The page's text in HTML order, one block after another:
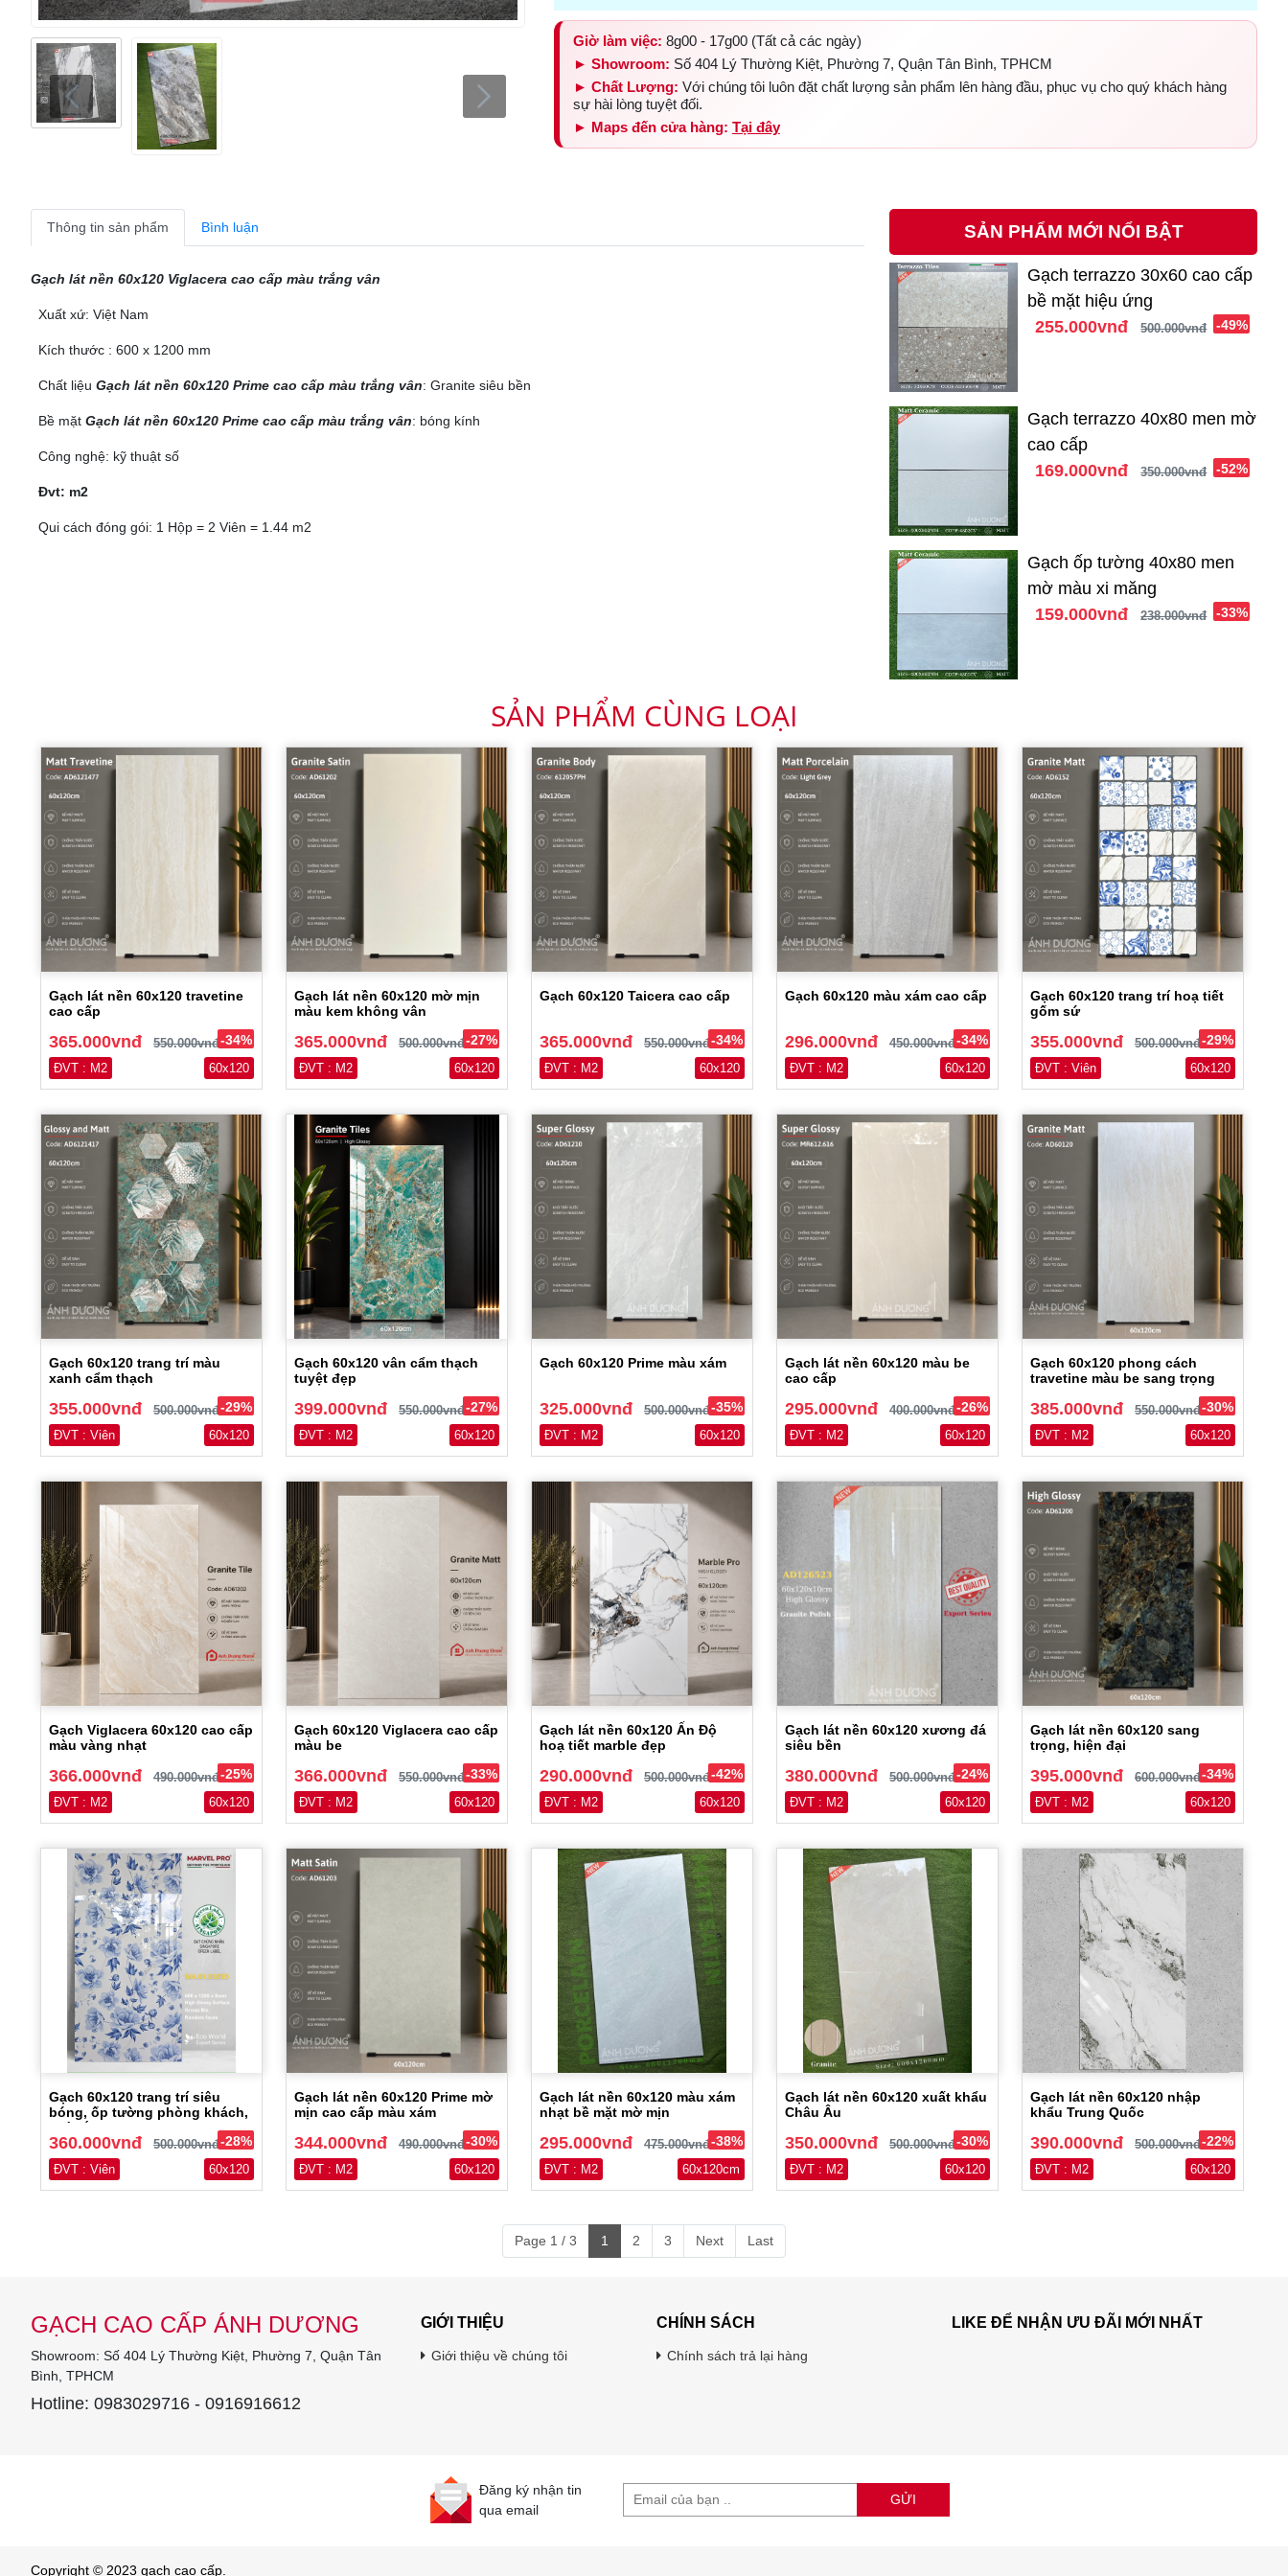
Giờ làm việc: 8g00 - 17g00 (Tất cả các ngày)
► Showroom: Số 404 Lý Thường Kiệt, Phường 7, Quận Tân Bình, TPHCM
► Chất Lượng: Với chúng tôi luôn đặt chất lượng sản phẩm lên hàng đầu, phục vụ cho quý khách hàng
sự hài lòng tuyệt đối.
► Maps đến cửa hàng: Tại đây
Thông tin sản phẩm Bình luận
Gạch lát nền 60x120 Viglacera cao cấp màu trắng vân
Xuất xứ: Việt Nam
Kích thước : 600 x 1200 mm
Chất liệu Gạch lát nền 60x120 Prime cao cấp màu trắng vân: Granite siêu bền
Bề mặt Gạch lát nền 60x120 Prime cao cấp màu trắng vân: bóng kính
Công nghệ: kỹ thuật số
Đvt: m2
Qui cách đóng gói: 1 Hộp = 2 Viên = 1.44 m2
SẢN PHẨM MỚI NỔI BẬT
Gạch terrazzo 30x60 cao cấp
bề mặt hiệu ứng
255.000vnđ
500.000vnđ -49%
Gạch terrazzo 40x80 men mờ
cao cấp
169.000vnđ
350.000vnđ -52%
Gạch ốp tường 40x80 men
mờ màu xi măng
159.000vnđ
238.000vnđ -33%
SẢN PHẨM CÙNG LOẠI
Gạch lát nền 60x120 travetine
cao cấp
365.000vnđ 550.000vnđ -34%
ĐVT : M2 60x120
Gạch lát nền 60x120 mờ mịn
màu kem không vân
365.000vnđ 500.000vnđ -27%
ĐVT : M2 60x120
Gạch 60x120 Taicera cao cấp
365.000vnđ 550.000vnđ -34%
ĐVT : M2 60x120
Gạch 60x120 màu xám cao cấp
296.000vnđ 450.000vnđ -34%
ĐVT : M2 60x120
Gạch 60x120 trang trí hoạ tiết
gốm sứ
355.000vnđ 500.000vnđ -29%
ĐVT : Viên 60x120
Gạch 60x120 trang trí màu
xanh cẩm thạch
355.000vnđ 500.000vnđ -29%
ĐVT : Viên 60x120
Gạch 60x120 vân cẩm thạch
tuyệt đẹp
399.000vnđ 550.000vnđ -27%
ĐVT : M2 60x120
Gạch 60x120 Prime màu xám
325.000vnđ 500.000vnđ -35%
ĐVT : M2 60x120
Gạch lát nền 60x120 màu be
cao cấp
295.000vnđ 400.000vnđ -26%
ĐVT : M2 60x120
Gạch 60x120 phong cách
travetine màu be sang trọng
385.000vnđ 550.000vnđ -30%
ĐVT : M2 60x120
Gạch Viglacera 60x120 cao cấp
màu vàng nhạt
366.000vnđ 490.000vnđ -25%
ĐVT : M2 60x120
Gạch 60x120 Viglacera cao cấp
màu be
366.000vnđ 550.000vnđ -33%
ĐVT : M2 60x120
Gạch lát nền 60x120 Ấn Độ
hoạ tiết marble đẹp
290.000vnđ 500.000vnđ -42%
ĐVT : M2 60x120
Gạch lát nền 60x120 xương đá
siêu bền
380.000vnđ 500.000vnđ -24%
ĐVT : M2 60x120
Gạch lát nền 60x120 sang
trọng, hiện đại
395.000vnđ 600.000vnđ -34%
ĐVT : M2 60x120
Gạch 60x120 trang trí siêu
bóng, ốp tường phòng khách,
nhà tắm
360.000vnđ 500.000vnđ -28%
ĐVT : Viên 60x120
Gạch lát nền 60x120 Prime mờ
mịn cao cấp màu xám
344.000vnđ 490.000vnđ -30%
ĐVT : M2 60x120
Gạch lát nền 60x120 màu xám
nhạt bề mặt mờ mịn
295.000vnđ 475.000vnđ -38%
ĐVT : M2 60x120cm
Gạch lát nền 60x120 xuất khẩu
Châu Âu
350.000vnđ 500.000vnđ -30%
ĐVT : M2 60x120
Gạch lát nền 60x120 nhập
khẩu Trung Quốc
390.000vnđ 500.000vnđ -22%
ĐVT : M2 60x120
Page 1 / 3 1 2 3 Next Last
GẠCH CAO CẤP ÁNH DƯƠNG
Showroom: Số 404 Lý Thường Kiệt, Phường 7, Quận Tân
Bình, TPHCM
Hotline: 0983029716 - 0916916612
GIỚI THIỆU
Giới thiệu về chúng tôi
CHÍNH SÁCH
Chính sách trả lại hàng
LIKE ĐỂ NHẬN ƯU ĐÃI MỚI NHẤT
Đăng ký nhận tin
qua email
GỬI
Copyright © 2023 gạch cao cấp.